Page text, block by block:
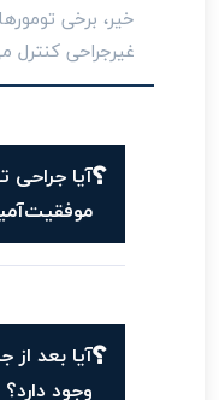
خیر، برخی
غیرجراحی کنترل
آیا
آیا بعد از
وجود دارد؟